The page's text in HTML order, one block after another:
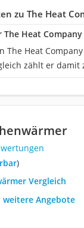
zu The Heat
Heat Company
The Heat
zählt er
)
Vergleich
Angebote